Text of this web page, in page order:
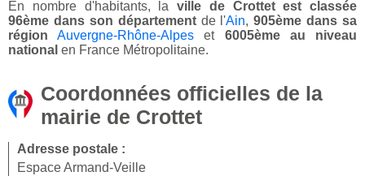
En nombre d'habitants, la ville de Crottet est classée
96ème dans son départementde l'Ain,905ème dans sa
région
Auvergne-Rhône-Alpes et 6005ème au niveau
national en France Métropolitaine.
Coordonnées officielles de la
mairie de Crottet
Adresse postale :
Espace Armand-Veille